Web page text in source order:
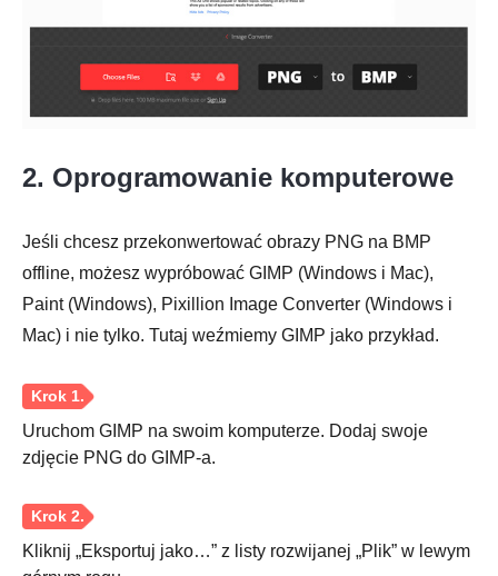
Krok 1.
Krok 2.
Krok 3.
Krok 4.
2. Oprogramowanie komputerowe
Jeśli chcesz przekonwertować obrazy PNG na BMP
offline, możesz wypróbować GIMP (Windows i Mac),
Paint (Windows), Pixillion Image Converter (Windows i
Mac) i nie tylko. Tutaj weźmiemy GIMP jako przykład.
Uruchom GIMP na swoim komputerze. Dodaj swoje
zdjęcie PNG do GIMP-a.
Kliknij „Eksportuj jako…” z listy rozwijanej „Plik” w lewym